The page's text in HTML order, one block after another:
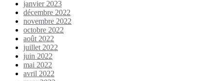
janvier 2023
décembre 2022
novembre 2022
octobre 2022
août 2022
juillet 2022
juin 2022
mai 2022
avril 2022